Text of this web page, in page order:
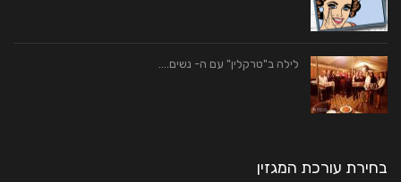
לילה ב"טרקלין" עם ה- נשים….
בחירת עורכת המגזין